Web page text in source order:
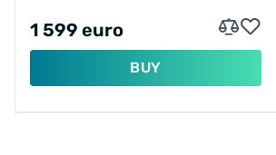
1 599 euro
BUY